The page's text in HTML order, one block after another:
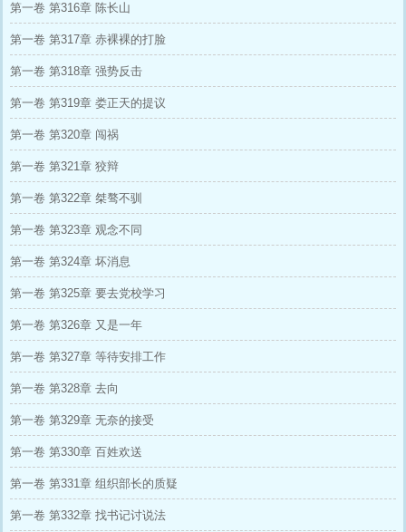
第一卷 第316章 陈长山
第一卷 第317章 赤裸裸的打脸
第一卷 第318章 强势反击
第一卷 第319章 娄正天的提议
第一卷 第320章 闯祸
第一卷 第321章 狡辩
第一卷 第322章 桀骜不驯
第一卷 第323章 观念不同
第一卷 第324章 坏消息
第一卷 第325章 要去党校学习
第一卷 第326章 又是一年
第一卷 第327章 等待安排工作
第一卷 第328章 去向
第一卷 第329章 无奈的接受
第一卷 第330章 百姓欢送
第一卷 第331章 组织部长的质疑
第一卷 第332章 找书记讨说法